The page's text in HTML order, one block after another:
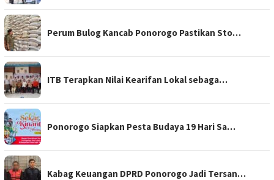
Perum Bulog Kancab Ponorogo Pastikan Sto…
ITB Terapkan Nilai Kearifan Lokal sebaga…
Ponorogo Siapkan Pesta Budaya 19 Hari Sa…
Kabag Keuangan DPRD Ponorogo Jadi Tersan…